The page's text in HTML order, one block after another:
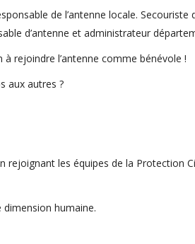
de l’antenne locale.
d’antenne et administrateur
à rejoindre l’antenne comme bénévole !
aux autres ?
les équipes de la Protection
humaine.